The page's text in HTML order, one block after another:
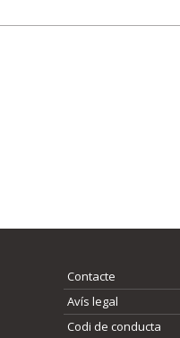
Contacte
Avís legal
Codi de conducta